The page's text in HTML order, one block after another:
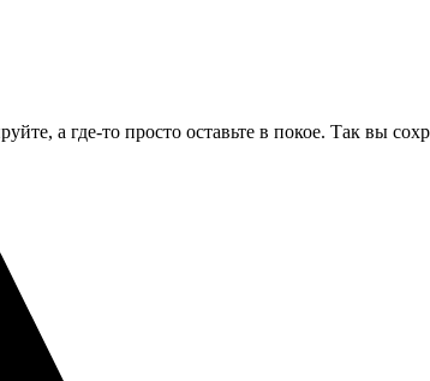
а где-то просто оставьте в покое. Так вы